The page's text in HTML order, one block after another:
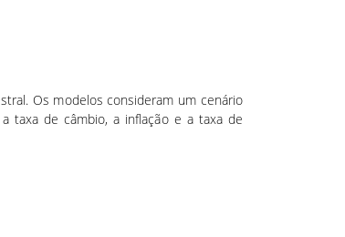
Os modelos consideram um cenário
taxa de câmbio, a inflação e a taxa de